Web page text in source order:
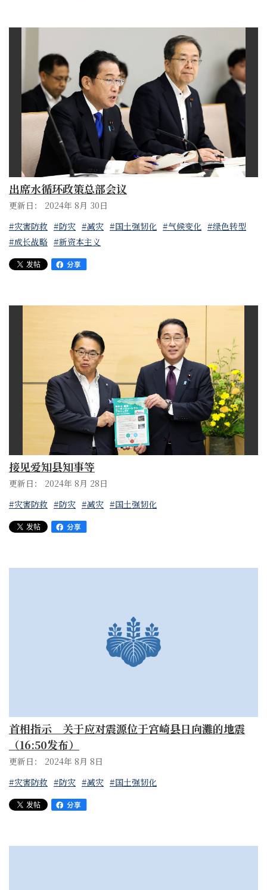
出席水循环政策总部会议
更新日： 2024年 8月 30日
#灾害防救 #防灾 #减灾 #国土强韧化 #气候变化 #绿色转型
#成长战略 #新资本主义
接见爱知县知事等
更新日： 2024年 8月 28日
#灾害防救 #防灾 #减灾 #国土强韧化
首相指示 关于应对震源位于宫崎县日向灘的地震
（16:50发布）
更新日： 2024年 8月 8日
#灾害防救 #防灾 #减灾 #国土强韧化